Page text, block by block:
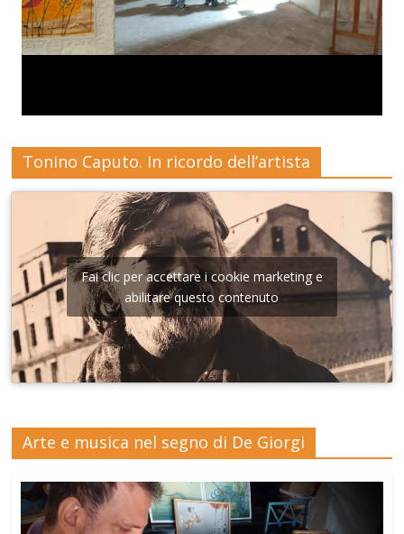
Tonino Caputo. In ricordo dell’artista
Fai clic per accettare i cookie marketing e
abilitare questo contenuto
Arte e musica nel segno di De Giorgi